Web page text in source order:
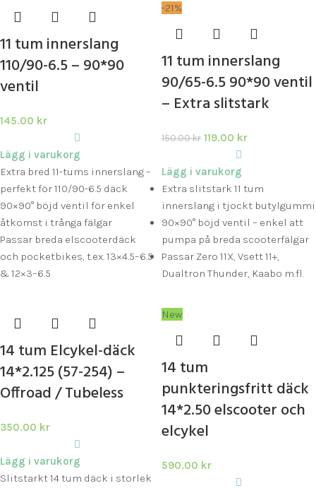
11 tum innerslang
110/90-6.5 – 90*90
ventil
145.00 kr
Lägg i varukorg
Extra bred 11-tums innerslang –
perfekt för 110/90-6.5 däck
90×90° böjd ventil för enkel
åtkomst i trånga fälgar
Passar breda elscooterdäck
och pocketbikes, t.ex. 13×4.5–6.5
& 12×3–6.5
-21%
11 tum innerslang
90/65-6.5 90*90 ventil
– Extra slitstark
150.00kr 119.00 kr
Lägg i varukorg
Extra slitstark 11 tum
innerslang i tjockt butylgummi
90×90° böjd ventil – enkel att
pumpa på breda scooterfälgar
Passar Zero 11X, Vsett 11+,
Dualtron Thunder, Kaabo m.fl.
14 tum Elcykel-däck
14*2.125 (57-254) –
Offroad / Tubeless
350.00 kr
Lägg i varukorg
Slitstarkt 14 tum däck i storlek
New
14 tum
punkteringsfritt däck
14*2.50 elscooter och
elcykel
590.00 kr